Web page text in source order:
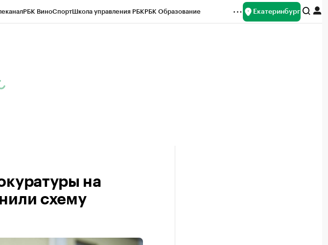
РБК ВиноСпортШкола управления РБКРБК Образование Екатеринбург
на
схему